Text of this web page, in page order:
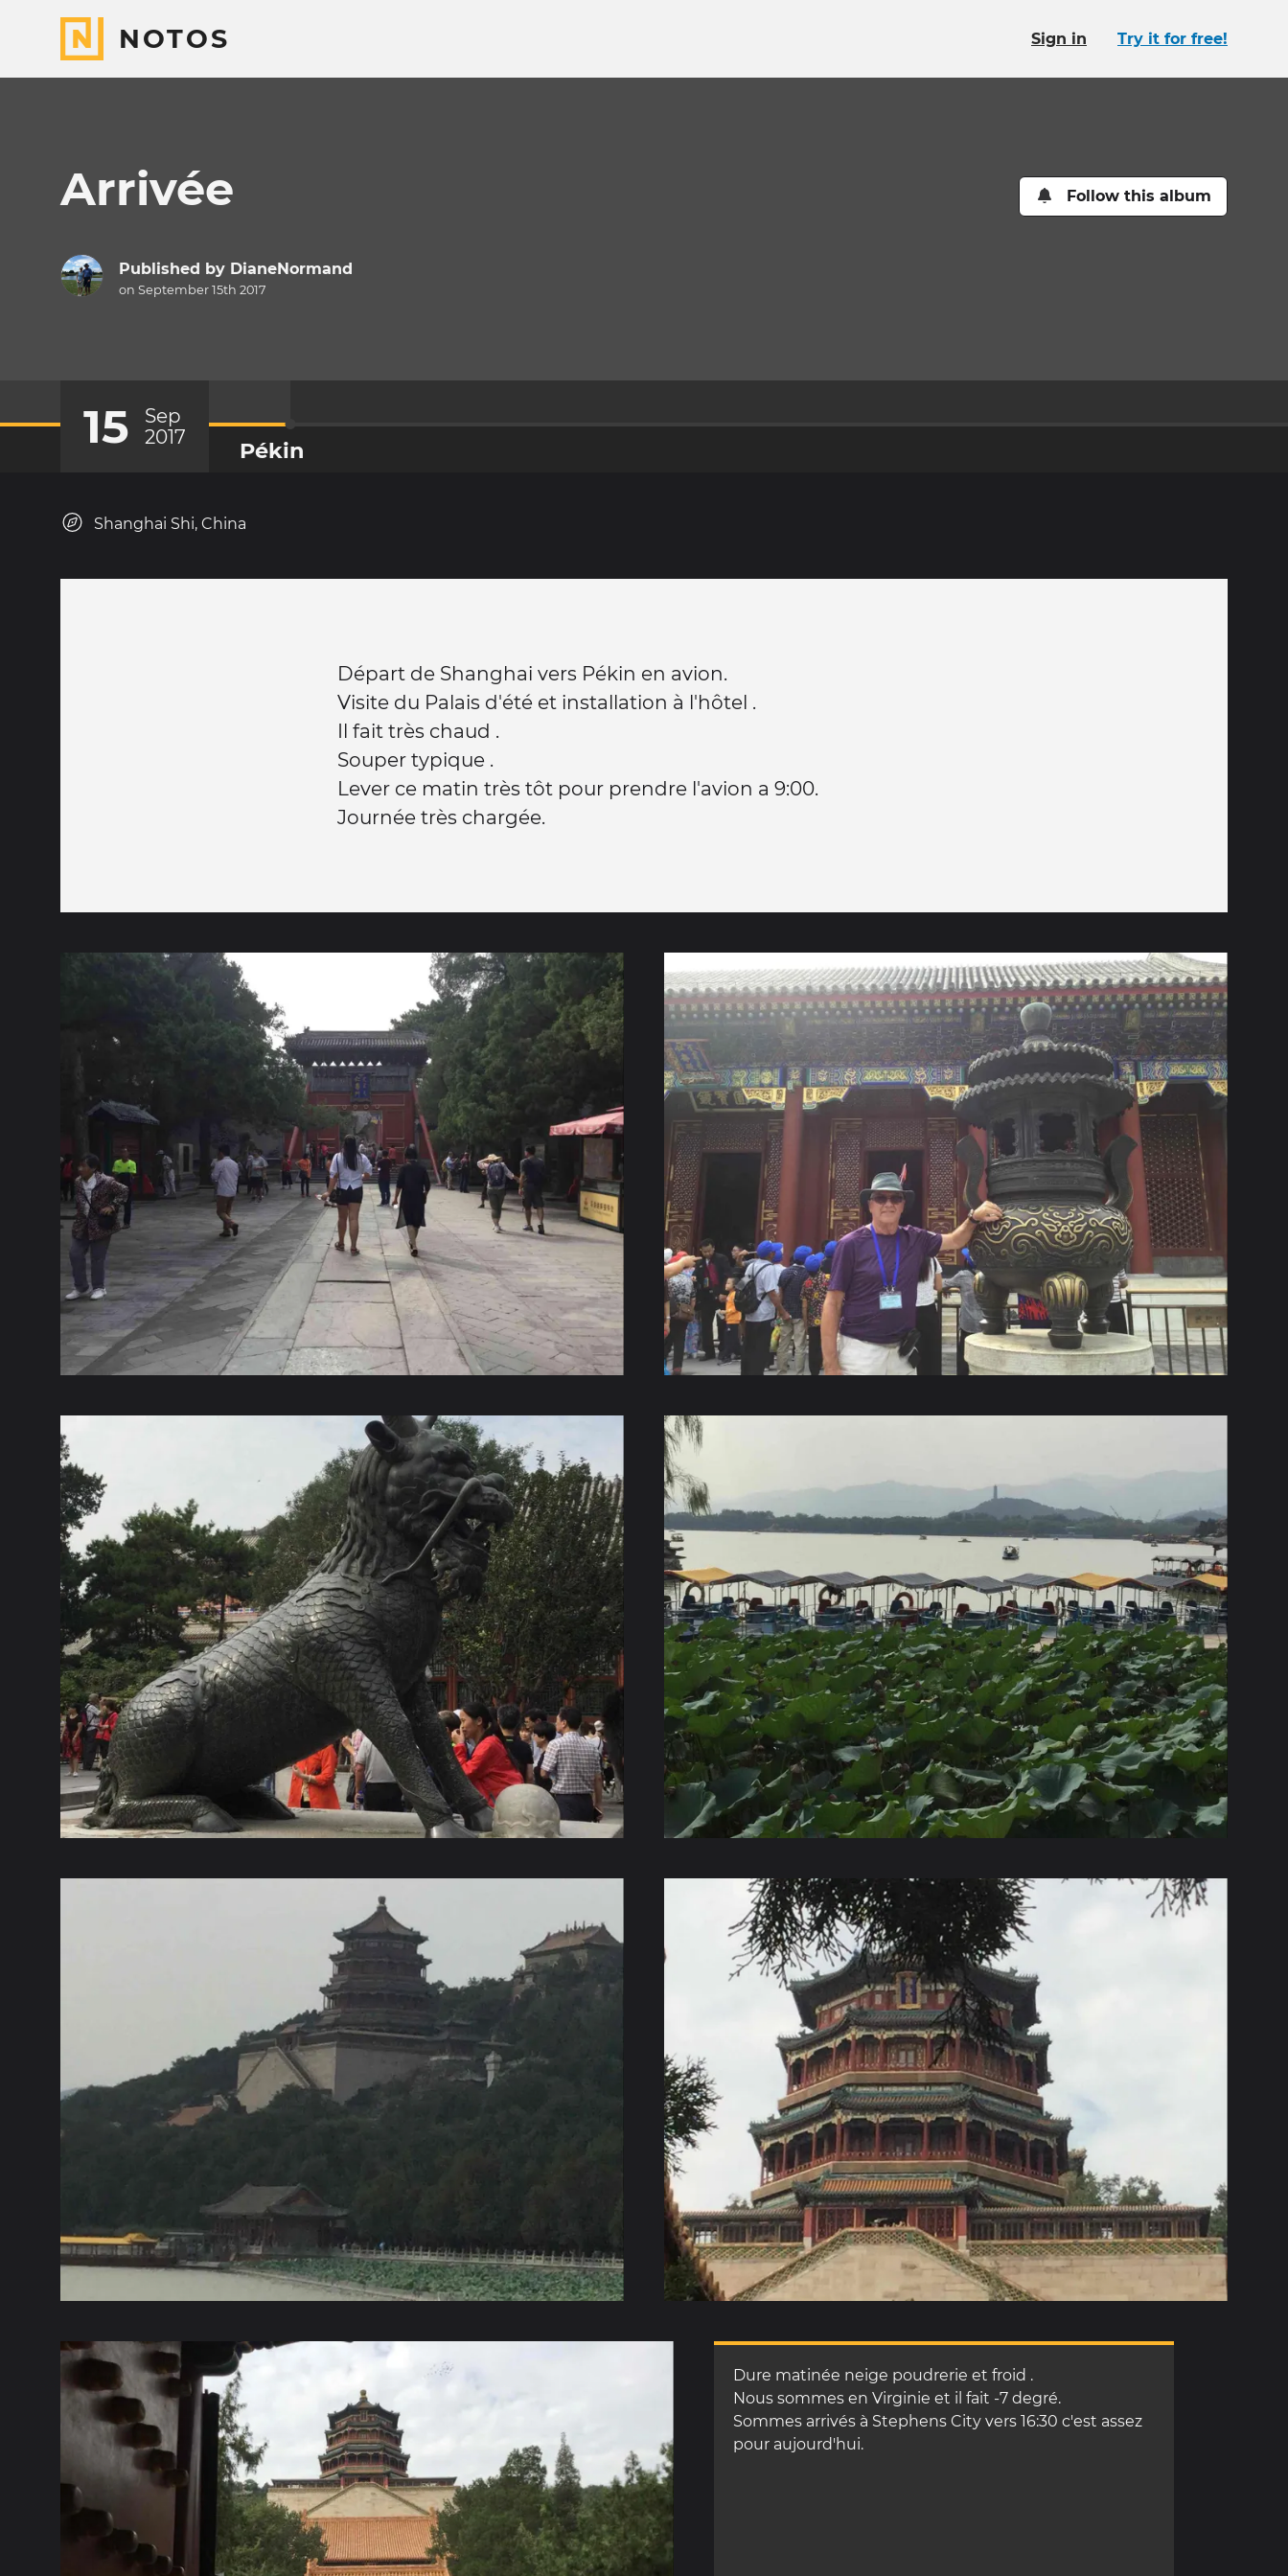
NOTOS Sign in Try it for free!
Arrivée Follow this album
Published by DianeNormand
on September 15th 2017
15
Sep
2017
Pékin
Shanghai Shi, China
Départ de Shanghai vers Pékin en avion.
Visite du Palais d'été et installation à l'hôtel .
Il fait très chaud .
Souper typique .
Lever ce matin très tôt pour prendre l'avion a 9:00.
Journée très chargée.
Dure matinée neige poudrerie et froid .
Nous sommes en Virginie et il fait -7 degré.
Sommes arrivés à Stephens City vers 16:30 c'est assez
pour aujourd'hui.